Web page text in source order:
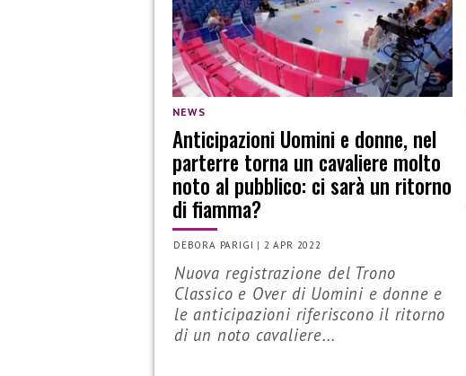
NEWS
Anticipazioni Uomini e donne, nel
parterre torna un cavaliere molto
noto al pubblico: ci sarà un ritorno
di fiamma?
DEBORA PARIGI | 2 APR 2022
Nuova registrazione del Trono
Classico e Over di Uomini e donne e
le anticipazioni riferiscono il ritorno
di un noto cavaliere...